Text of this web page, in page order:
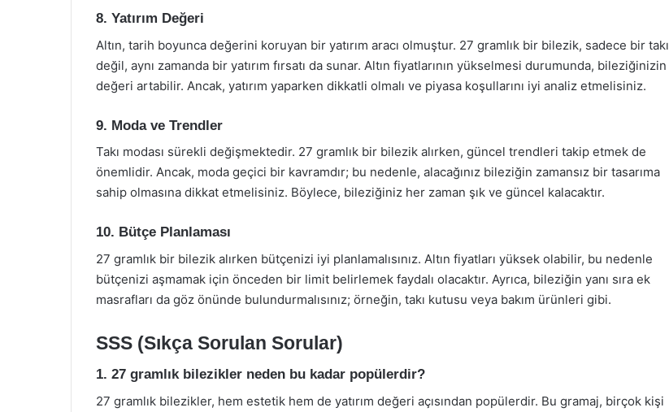
8. Yatırım Değeri
Altın, tarih boyunca değerini koruyan bir yatırım aracı olmuştur. 27 gramlık bir bilezik, sadece bir takı
değil, aynı zamanda bir yatırım fırsatı da sunar. Altın fiyatlarının yükselmesi durumunda, bileziğinizin
değeri artabilir. Ancak, yatırım yaparken dikkatli olmalı ve piyasa koşullarını iyi analiz etmelisiniz.
9. Moda ve Trendler
Takı modası sürekli değişmektedir. 27 gramlık bir bilezik alırken, güncel trendleri takip etmek de
önemlidir. Ancak, moda geçici bir kavramdır; bu nedenle, alacağınız bileziğin zamansız bir tasarıma
sahip olmasına dikkat etmelisiniz. Böylece, bileziğiniz her zaman şık ve güncel kalacaktır.
10. Bütçe Planlaması
27 gramlık bir bilezik alırken bütçenizi iyi planlamalısınız. Altın fiyatları yüksek olabilir, bu nedenle
bütçenizi aşmamak için önceden bir limit belirlemek faydalı olacaktır. Ayrıca, bileziğin yanı sıra ek
masrafları da göz önünde bulundurmalısınız; örneğin, takı kutusu veya bakım ürünleri gibi.
SSS (Sıkça Sorulan Sorular)
1. 27 gramlık bilezikler neden bu kadar popülerdir?
27 gramlık bilezikler, hem estetik hem de yatırım değeri açısından popülerdir. Bu gramaj, birçok kişi